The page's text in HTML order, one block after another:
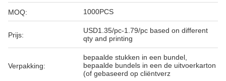
MOQ: 1000PCS
Prijs:
USD1.35/pc-1.79/pc based on different
qty and printing
Verpakking:
bepaalde stukken in een bundel,
bepaalde bundels in een de uitvoerkarton
(of gebaseerd op cliëntverz